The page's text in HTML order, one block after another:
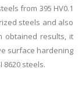
from 395 HV0.1
steels and also
obtained results, it
surface hardening
steels.